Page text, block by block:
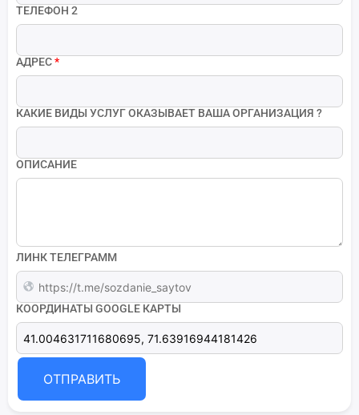
ТЕЛЕФОН 2
АДРЕС*
КАКИЕ ВИДЫ УСЛУГ ОКАЗЫВАЕТ ВАША ОРГАНИЗАЦИЯ ?
ОПИСАНИЕ
ЛИНК ТЕЛЕГРАММ
КООРДИНАТЫ GOOGLE КАРТЫ
ОТПРАВИТЬ